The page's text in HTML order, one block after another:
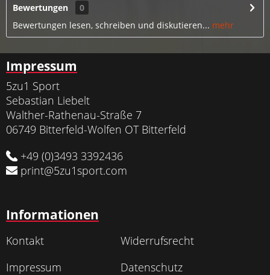
Bewertungen
0
Bewertungen lesen, schreiben und diskutieren... mehr
Impressum
5zu1 Sport
Sebastian Liebelt
Walther-Rathenau-Straße 7
06749 Bitterfeld-Wolfen OT Bitterfeld
+49 (0)3493 3392436
print@5zu1sport.com
Informationen
Kontakt
Widerrufsrecht
Impressum
Datenschutz